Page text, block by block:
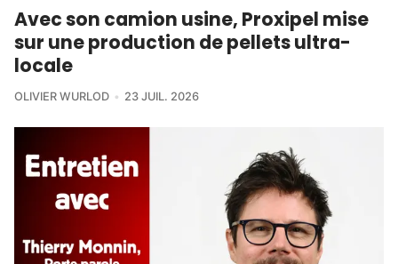
Avec son camion usine, Proxipel mise
sur une production de pellets ultra-
locale
OLIVIER WURLOD 23 JUIL. 2026